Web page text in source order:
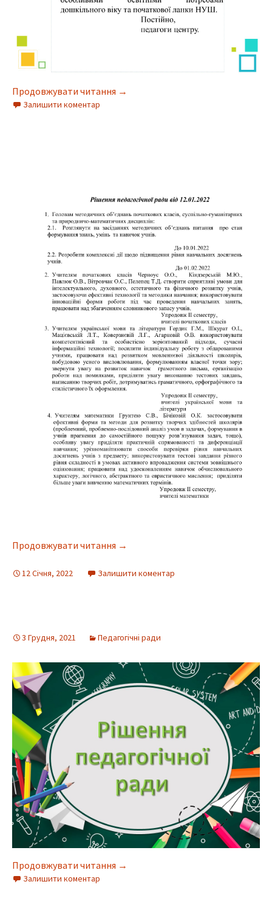
Продовжувати читання →
Залишити коментар
Продовжувати читання →
12 Січня, 2022 Залишити коментар
3 Грудня, 2021 Педагогічні ради
Продовжувати читання →
Залишити коментар